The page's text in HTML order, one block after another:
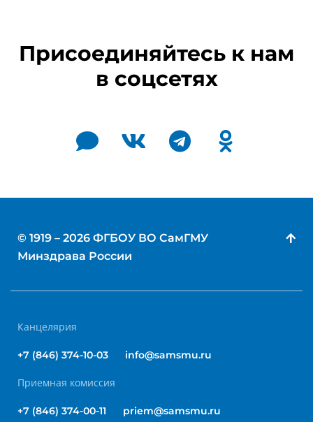
Присоединяйтесь к нам
в соцсетях
© 1919 – 2026 ФГБОУ ВО СамГМУ
Минздрава России
Канцелярия
+7 (846) 374-10-03 info@samsmu.ru
Приемная комиссия
+7 (846) 374-00-11 priem@samsmu.ru